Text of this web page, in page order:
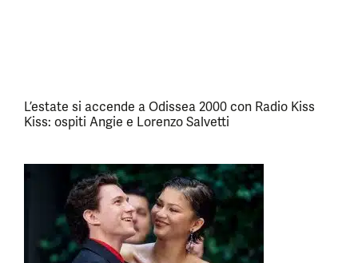
L’estate si accende a Odissea 2000 con Radio Kiss
Kiss: ospiti Angie e Lorenzo Salvetti